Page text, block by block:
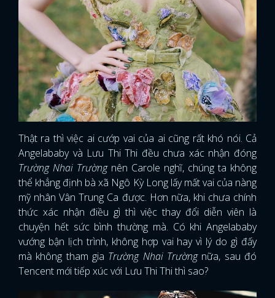
Thật ra thì việc ai cướp vai của ai cũng rất khó nói. Cả
Angelababy và Lưu Thi Thi đều chưa xác nhận đóng
Trường Nhai Trườngnên Carole nghĩ, chúng ta không
thể khẳng định bà xã Ngô Kỳ Long lấy mất vai của nàng
mỹ nhân Vân Trung Ca được. Hơn nữa, khi chưa chính
thức xác nhận điều gì thì việc thay đổi diễn viên là
chuyện hết sức bình thường mà. Có khi Angelababy
vướng bận lịch trình, không hợp vai hay vì lý do gì đấy
mà không tham gia Trường Nhai Trườngnữa, sau đó
Tencent mới tiếp xúc với Lưu Thi Thi thì sao?